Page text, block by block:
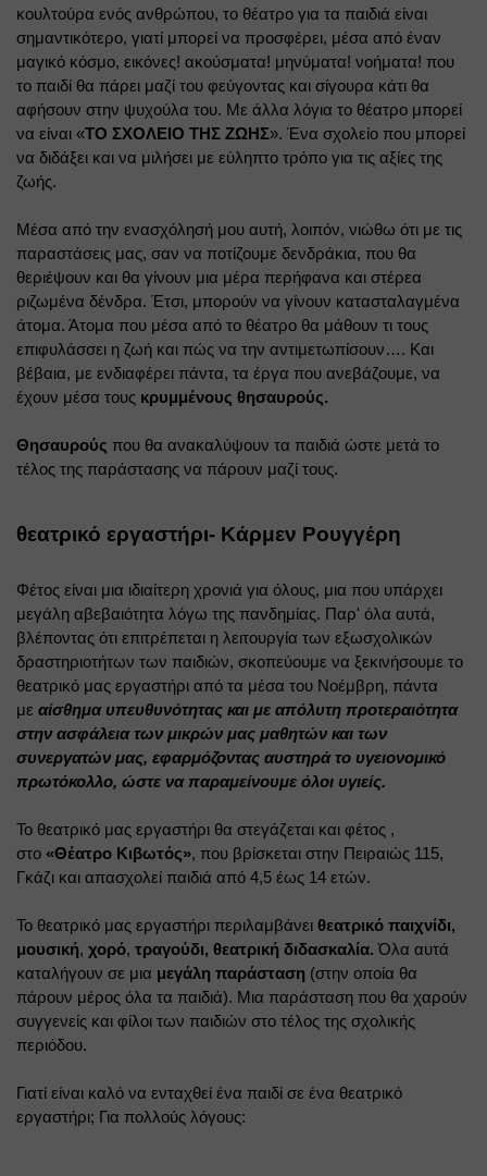
κουλτούρα ενός ανθρώπου, το θέατρο για τα παιδιά είναι
σημαντικότερο, γιατί μπορεί να προσφέρει, μέσα από έναν
μαγικό κόσμο, εικόνες! ακούσματα! μηνύματα! νοήματα! που
το παιδί θα πάρει μαζί του φεύγοντας και σίγουρα κάτι θα
αφήσουν στην ψυχούλα του. Με άλλα λόγια το θέατρο μπορεί
να είναι «ΤΟ ΣΧΟΛΕΙΟ ΤΗΣ ΖΩΗΣ». Ένα σχολείο που μπορεί
να διδάξει και να μιλήσει με εύληπτο τρόπο για τις αξίες της
ζωής.
Μέσα από την ενασχόλησή μου αυτή, λοιπόν, νιώθω ότι με τις
παραστάσεις μας, σαν να ποτίζουμε δενδράκια, που θα
θεριέψουν και θα γίνουν μια μέρα περήφανα και στέρεα
ριζωμένα δένδρα. Έτσι, μπορούν να γίνουν κατασταλαγμένα
άτομα. Άτομα που μέσα από το θέατρο θα μάθουν τι τους
επιφυλάσσει η ζωή και πώς να την αντιμετωπίσουν…. Και
βέβαια, με ενδιαφέρει πάντα, τα έργα που ανεβάζουμε, να
έχουν μέσα τους κρυμμένους θησαυρούς.
Θησαυρούς που θα ανακαλύψουν τα παιδιά ώστε μετά το
τέλος της παράστασης να πάρουν μαζί τους.
θεατρικό εργαστήρι- Κάρμεν Ρουγγέρη
Φέτος είναι μια ιδιαίτερη χρονιά για όλους, μια που υπάρχει
μεγάλη αβεβαιότητα λόγω της πανδημίας. Παρ' όλα αυτά,
βλέποντας ότι επιτρέπεται η λειτουργία των εξωσχολικών
δραστηριοτήτων των παιδιών, σκοπεύουμε να ξεκινήσουμε το
θεατρικό μας εργαστήρι από τα μέσα του Νοέμβρη, πάντα
με αίσθημα υπευθυνότητας και με απόλυτη προτεραιότητα
στην ασφάλεια των μικρών μας μαθητών και των
συνεργατών μας, εφαρμόζοντας αυστηρά το υγειονομικό
πρωτόκολλο, ώστε να παραμείνουμε όλοι υγιείς.
Το θεατρικό μας εργαστήρι θα στεγάζεται και φέτος ,
στο «Θέατρο Κιβωτός», που βρίσκεται στην Πειραιώς 115,
Γκάζι και απασχολεί παιδιά από 4,5 έως 14 ετών.
Το θεατρικό μας εργαστήρι περιλαμβάνει θεατρικό παιχνίδι,
μουσική, χορό, τραγούδι, θεατρική διδασκαλία. Όλα αυτά
καταλήγουν σε μια μεγάλη παράσταση (στην οποία θα
πάρουν μέρος όλα τα παιδιά). Μια παράσταση που θα χαρούν
συγγενείς και φίλοι των παιδιών στο τέλος της σχολικής
περιόδου.
Γιατί είναι καλό να ενταχθεί ένα παιδί σε ένα θεατρικό
εργαστήρι; Για πολλούς λόγους: